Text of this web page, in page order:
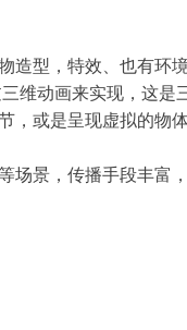
型，特效、也有环
维动画来实现，这是
，或是呈现虚拟的物
场景，传播手段丰富